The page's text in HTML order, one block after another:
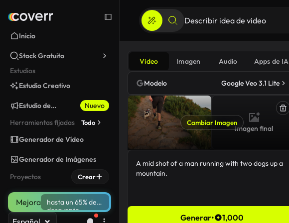
Inicio
Stock Gratuito
Estudios
Estudio Creativo
Estudio de
Nuevo
Herramientas fijadas
Todo
Generador de Vídeo
Generador de Imágenes
Proyectos
Crear
Mejora
hasta un 65% de
descuento
Video Imagen Audio Apps de IA
Modelo Google Veo 3.1 Lite
Cambiar Imagen
Imagen final
Generar• 1,000